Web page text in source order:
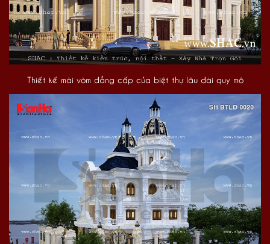
Thiết kế mài vòm đẳng cấp của biệt thự lâu đài quy mô